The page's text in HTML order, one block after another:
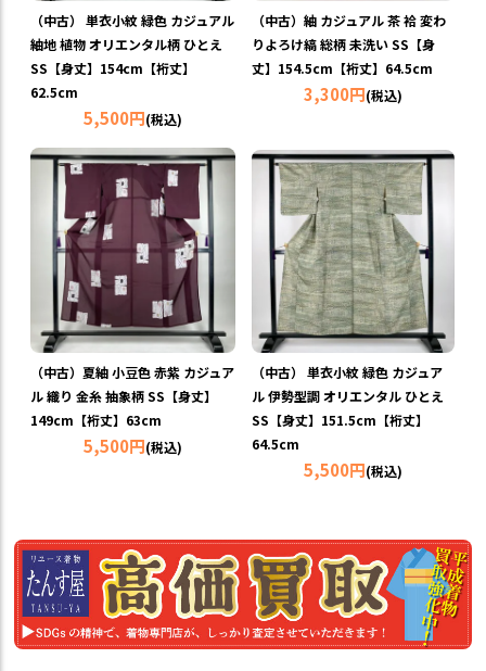
（中古） 単衣小紋 緑色 カジュアル
紬地 植物 オリエンタル柄 ひとえ
SS【身丈】154cm【裄丈】
62.5cm
5,500円(税込)
（中古）紬 カジュアル 茶 袷 変わ
りよろけ縞 総柄 未洗い SS【身
丈】154.5cm【裄丈】64.5cm
3,300円(税込)
（中古）夏紬 小豆色 赤紫 カジュア
ル 織り 金糸 抽象柄 SS【身丈】
149cm【裄丈】63cm
5,500円(税込)
（中古） 単衣小紋 緑色 カジュア
ル 伊勢型調 オリエンタル ひとえ
SS【身丈】151.5cm【裄丈】
64.5cm
5,500円(税込)